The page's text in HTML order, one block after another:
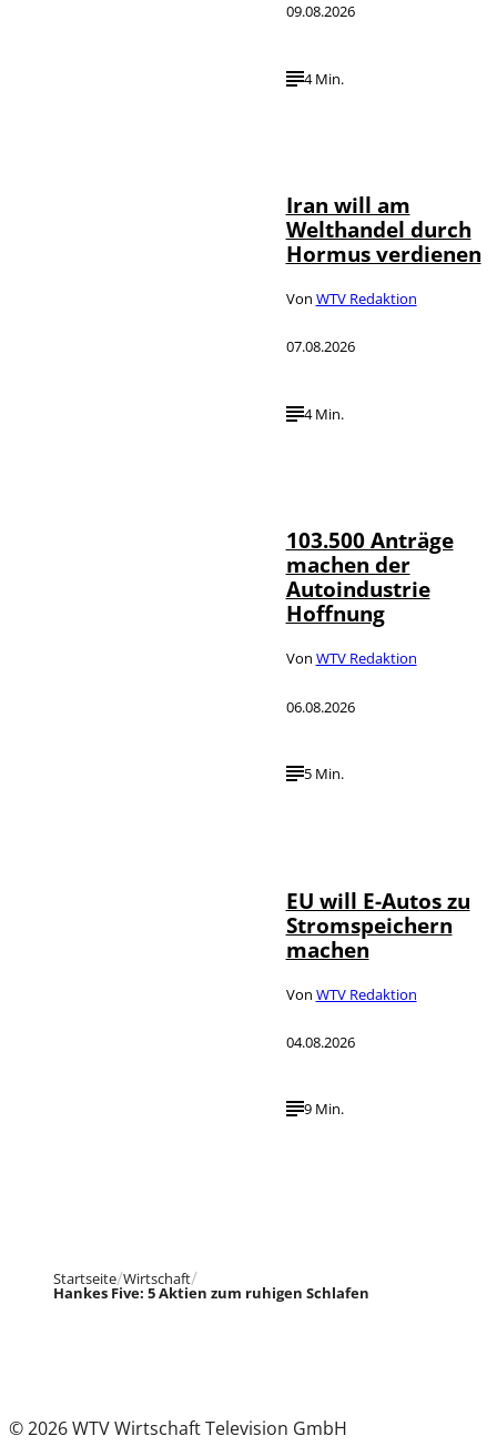
09.08.2026
4 Min.
Iran will am
Welthandel durch
Hormus verdienen
Von WTV Redaktion
07.08.2026
4 Min.
103.500 Anträge
machen der
Autoindustrie
Hoffnung
Von WTV Redaktion
06.08.2026
5 Min.
EU will E-Autos zu
Stromspeichern
machen
Von WTV Redaktion
04.08.2026
9 Min.
Startseite Wirtschaft
Hankes Five: 5 Aktien zum ruhigen Schlafen
© 2026 WTV Wirtschaft Television GmbH